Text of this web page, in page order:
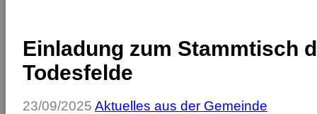
Einladung zum Stammtisch
Todesfelde
23/09/2025 Aktuelles aus der Gemeinde